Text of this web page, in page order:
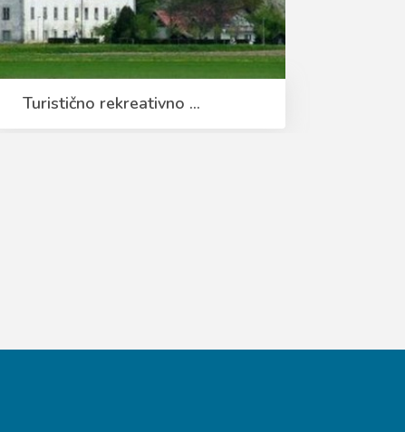
Turistično rekreativno ...